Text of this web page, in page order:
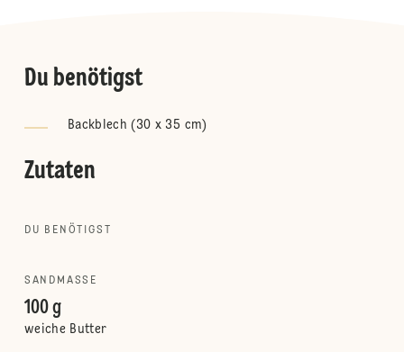
Du benötigst
Backblech (30 x 35 cm)
Zutaten
DU BENÖTIGST
SANDMASSE
100 g
weiche Butter